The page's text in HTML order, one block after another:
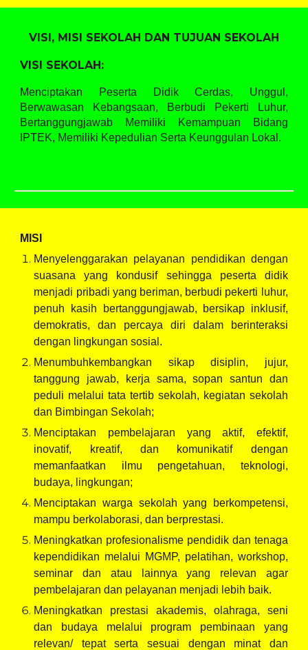
VISI, MISI SEKOLAH DAN TUJUAN SEKOLAH
VISI SEKOLAH:
Menciptakan Peserta Didik Cerdas, Unggul,
Berwawasan Kebangsaan, Berbudi Pekerti Luhur,
Bertanggungjawab Memiliki Kemampuan Bidang
IPTEK, Memiliki Kepedulian Serta Keunggulan Lokal.
MISI
Menyelenggarakan pelayanan pendidikan dengan
suasana yang kondusif sehingga peserta didik
menjadi pribadi yang beriman, berbudi pekerti luhur,
penuh kasih bertanggungjawab, bersikap inklusif,
demokratis, dan percaya diri dalam berinteraksi
dengan lingkungan sosial.
Menumbuhkembangkan sikap disiplin, jujur,
tanggung jawab, kerja sama, sopan santun dan
peduli melalui tata tertib sekolah, kegiatan sekolah
dan Bimbingan Sekolah;
Menciptakan pembelajaran yang aktif, efektif,
inovatif, kreatif, dan komunikatif dengan
memanfaatkan ilmu pengetahuan, teknologi,
budaya, lingkungan;
Menciptakan warga sekolah yang berkompetensi,
mampu berkolaborasi, dan berprestasi.
Meningkatkan profesionalisme pendidik dan tenaga
kependidikan melalui MGMP, pelatihan, workshop,
seminar dan atau lainnya yang relevan agar
pembelajaran dan pelayanan menjadi lebih baik.
Meningkatkan prestasi akademis, olahraga, seni
dan budaya melalui program pembinaan yang
relevan/ tepat serta sesuai dengan minat dan